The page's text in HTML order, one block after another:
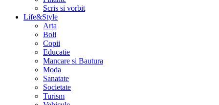
Scris si vorbit
Life&Style
Arta
Boli
Copii
Educatie
Mancare si Bautura
Moda
Sanatate
Societate
Turism